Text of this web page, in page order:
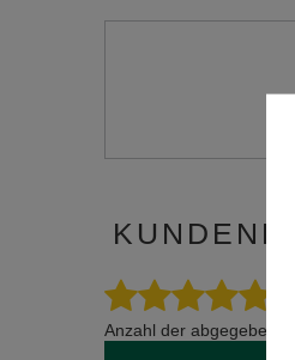
Anzahl der